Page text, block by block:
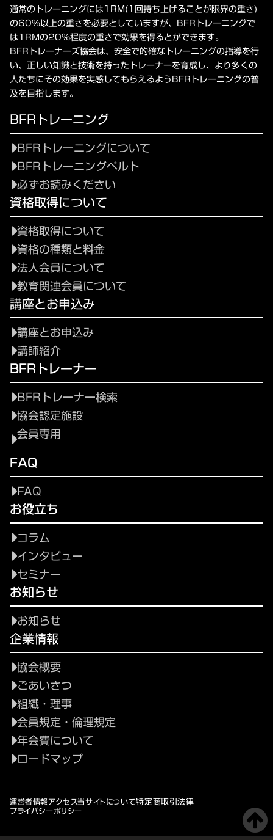
通常のトレーニングには1RM(1回持ち上げることが限界の重さ)
の60%以上の重さを必要としていますが、BFRトレーニングで
は1RMの20%程度の重さで効果を得るとができます。
BFRトレーナーズ協会は、安全で的確なトレーニングの指導を行
い、正しい知識と技術を持ったトレーナーを育成し、より多くの
人たちにその効果を実感してもらえるようBFRトレーニングの普
及を目指します。
BFRトレーニング
BFRトレーニングについて
BFRトレーニングベルト
必ずお読みください
資格取得について
資格取得について
資格の種類と料金
法人会員について
教育関連会員について
講座とお申込み
講座とお申込み
講師紹介
BFRトレーナー
BFRトレーナー検索
協会認定施設
会員専用
FAQ
FAQ
お役立ち
コラム
インタビュー
セミナー
お知らせ
お知らせ
企業情報
協会概要
ごあいさつ
組織・理事
会員規定・倫理規定
年会費について
ロードマップ
運営者情報アクセス当サイトについて特定商取引法律
プライバシーポリシー